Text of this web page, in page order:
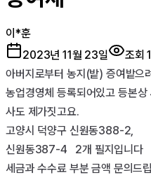
이*훈
2023년 11월 23일
조회
아버지로부터 농지(밭) 증여밭으
농업경영체 등록되어있고 등본
사도 제가짓고요.
고양시 덕양구 신원동388-2,
신원동387-4   2개 필지입니다
세금과 수수료 부분 금액 문의드